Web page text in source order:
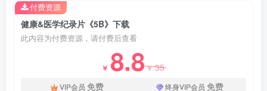
健康&医学纪录片《5B》下载
此内容为付费资源，请付费后查看
￥ 8.8￥35
VIP会员 免费 终身VIP会员 免费
付费资源